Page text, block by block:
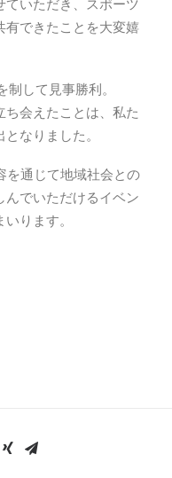
ていただき、スポーツ
有できたことを大変嬉
して見事勝利。
会えたことは、私た
なりました。
を通じて地域社会との
んでいただけるイベン
ります。